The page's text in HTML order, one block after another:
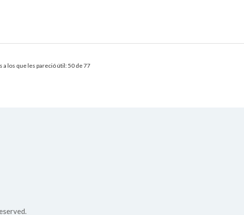
a los que les pareció útil: 50 de 77